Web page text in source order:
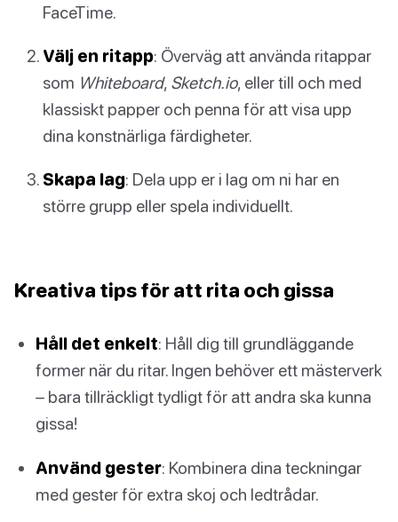
FaceTime.
Välj en ritapp: Överväg att använda ritappar
som Whiteboard, Sketch.io, eller till och med
klassiskt papper och penna för att visa upp
dina konstnärliga färdigheter.
Skapa lag: Dela upp er i lag om ni har en
större grupp eller spela individuellt.
Kreativa tips för att rita och gissa
Håll det enkelt: Håll dig till grundläggande
former när du ritar. Ingen behöver ett mästerverk
– bara tillräckligt tydligt för att andra ska kunna
gissa!
Använd gester: Kombinera dina teckningar
med gester för extra skoj och ledtrådar.